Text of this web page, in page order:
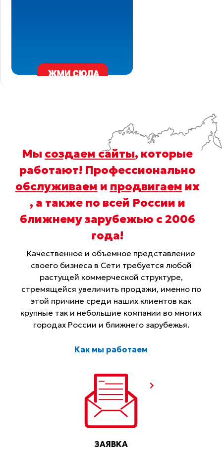
Мы создаем сайты, которые
работают! Профессионально
обслуживаем и продвигаем их
, а также по всей России и
ближнему зарубежью с 2006
года!
Качественное и объемное представление
своего бизнеса в Сети требуется любой
растущей коммерческой структуре,
стремящейся увеличить продажи, именно по
этой причине среди наших клиентов как
крупные так и небольшие компании во многих
городах России и ближнего зарубежья.
Как мы работаем
ЗАЯВКА